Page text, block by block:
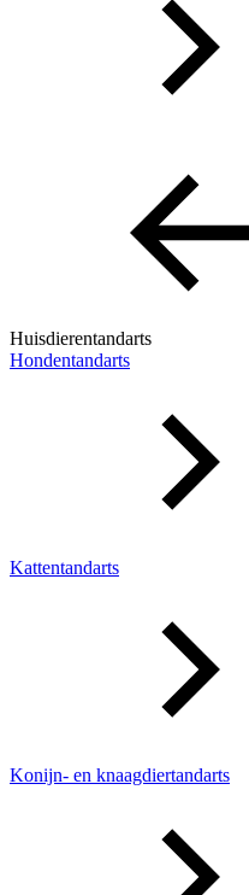
Huisdierentandarts
Hondentandarts
Kattentandarts
Konijn- en knaagdiertandarts